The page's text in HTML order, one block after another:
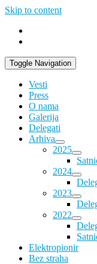
Skip to content
Toggle Navigation
Vesti
Press
O nama
Galerija
Delegati
Arhiva
2025
2024
2023
2022
Elektropionir
Bez straha